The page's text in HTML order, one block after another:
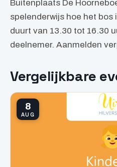
Buitenplaats De
spelenderwijs hoe het bos
duurt van 13.30 tot 16.30
deelnemer. Aanmelden
Vergelijkbare
8
AUG